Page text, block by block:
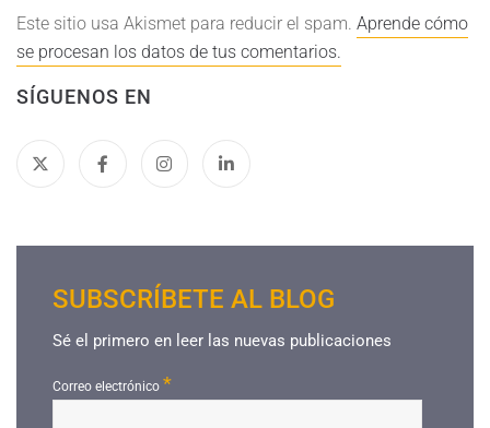
Este sitio usa Akismet para reducir el spam. Aprende cómo
se procesan los datos de tus comentarios.
SÍGUENOS EN
SUBSCRÍBETE AL BLOG
Sé el primero en leer las nuevas publicaciones
Correo electrónico *